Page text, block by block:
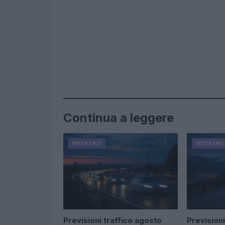
Continua a leggere
WEEKEND
Previsioni traffico agosto
WEEKEND